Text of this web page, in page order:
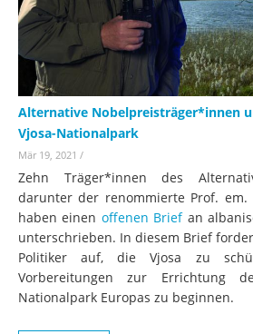
Alternative Nobelpreisträger*innen
Vjosa-Nationalpark
Mär 19, 2021 /
Zehn Träger*innen des
darunter der renommierte Prof. em.
haben einen offenen Briefan
unterschrieben. In diesem Brief
Politiker auf, die Vjosa zu
Vorbereitungen zur Errichtung
Nationalpark Europas zu beginnen.